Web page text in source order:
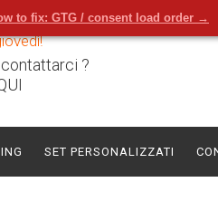
to fix: GTG / consent load order →
?
SET PERSONALIZZATI